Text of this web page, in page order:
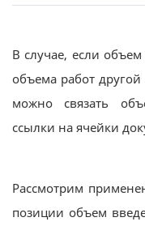
В случае, если
объема работ
можно связать
ссылки на ячейки
Рассмотрим
позиции объем